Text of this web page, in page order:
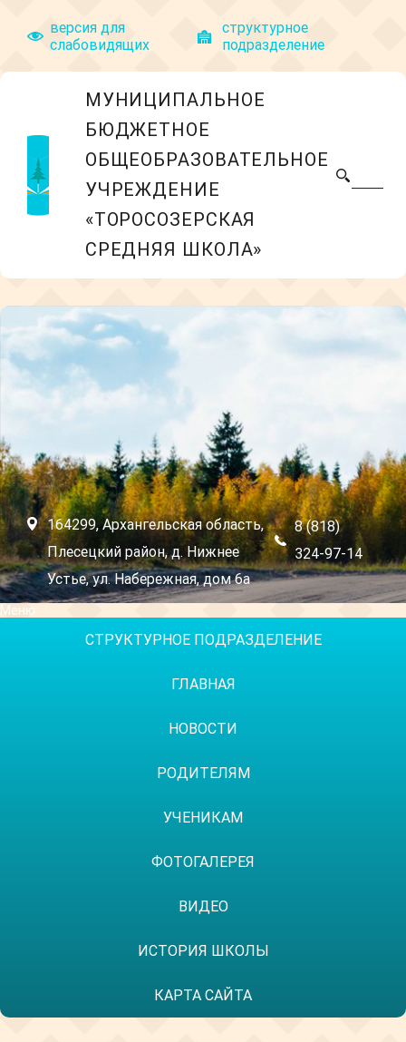
версия для
слабовидящих
структyрное
подразделение
МУНИЦИПАЛЬНОЕ
БЮДЖЕТНОЕ
ОБЩЕОБРАЗОВАТЕЛЬНОЕ
УЧРЕЖДЕНИЕ
«ТОРОСОЗЕРСКАЯ
СРЕДНЯЯ ШКОЛА»
164299, Архангельская область,
Плесецкий район, д. Нижнее
Устье, ул. Набережная, дом 6а
8 (818)
324-97-14
Меню
СТРУКТУРНОЕ ПОДРАЗДЕЛЕНИЕ
ГЛАВНАЯ
НОВОСТИ
РОДИТЕЛЯМ
УЧЕНИКАМ
ФОТОГАЛЕРЕЯ
ВИДЕО
ИСТОРИЯ ШКОЛЫ
КАРТА САЙТА